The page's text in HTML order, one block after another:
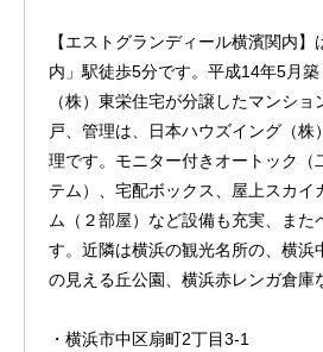
【エストグランディール横濱関内】
内」駅徒歩5分です。平成14年5月
（株）東栄住宅が分譲したマンシ
戸、管理は、日本ハウズイング（株
理です。モニター付きオートック（
テム）、宅配ボックス、屋上スカイ
ム（２部屋）など設備も充実、また
す。近隣は横浜の観光名所の、横浜
の見える丘公園、横浜赤レンガ倉庫
・横浜市中区扇町2丁目3-1